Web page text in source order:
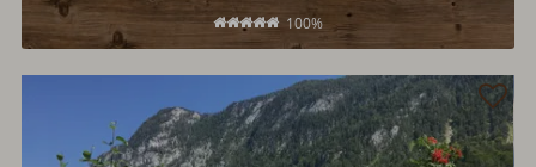
100%